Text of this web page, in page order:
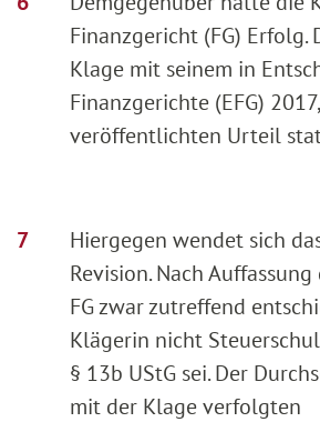
Finanzgericht (FG) Erfolg.
Klage mit seinem in
Finanzgerichte (EFG)
veröffentlichten Urteil
Hiergegen wendet sich
Revision. Nach Auffassung
FG zwar zutreffend
Klägerin nicht
§ 13b UStG sei. Der
mit der Klage verfolgten